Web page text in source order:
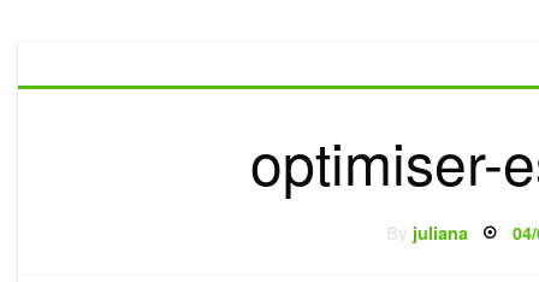
optimiser-
juliana
on